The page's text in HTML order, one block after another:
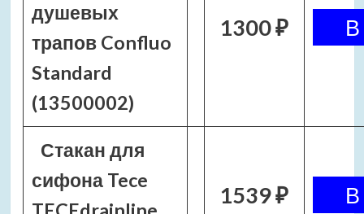
душевых
трапов Confluo
Standard
(13500002)
1300 ₽
Стакан для
сифона Tece
1539 ₽